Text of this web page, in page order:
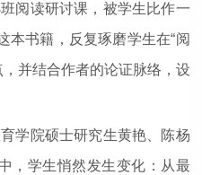
阅读研讨课，被学生比作一
本书籍，反复琢磨学生在“阅
并结合作者的论证脉络，设
院硕士研究生黄艳、陈杨
，学生悄然发生变化：从最